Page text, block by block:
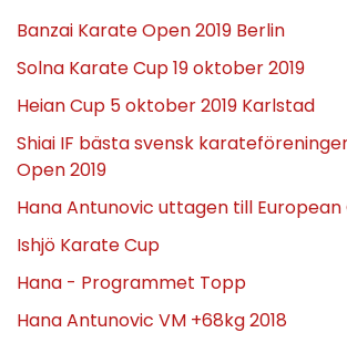
Banzai Karate Open 2019 Berlin
Solna Karate Cup 19 oktober 2019
Heian Cup 5 oktober 2019 Karlstad
Shiai IF bästa svensk
Open 2019
Hana Antunovic uttagen till European
Ishjö Karate Cup
Hana - Programmet Topp
Hana Antunovic VM +68kg 2018